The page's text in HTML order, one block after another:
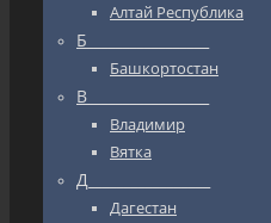
Алтай Республика
Б_________________
Башкортостан
В_________________
Владимир
Вятка
Д_________________
Дагестан